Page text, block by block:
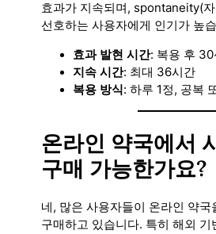
효과가 지속되며, spontaneity(
선호하는 사용자에게 인기가 높
효과 발현 시간: 복용 후
지속 시간: 최대 36시간
복용 방식: 하루 1정, 공복
온라인 약국에서
구매 가능한가요?
네, 많은 사용자들이 온라인 약국
구매하고 있습니다. 특히 해외 기